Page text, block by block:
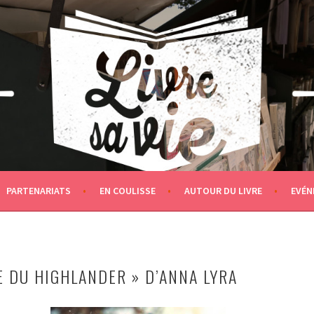
PARTENARIATS EN COULISSE AUTOUR DU LIVRE
DU HIGHLANDER » D’ANNA LYRA